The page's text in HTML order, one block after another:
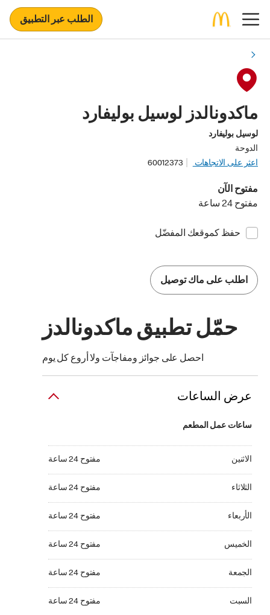
الطلب عبر التطبيق
ماكدونالدز لوسيل بوليفارد
لوسيل بوليفارد
الدوحة
اعثر على الاتجاهات
60012373
مفتوح الآن
مفتوح 24 ساعة
حفظ كموقعك المفضّل
اطلب على ماك توصيل
حمّل تطبيق ماكدونالدز
احصل على جوائز ومفاجآت ولا أروع كل يوم
عرض الساعات
ساعات عمل المطعم
الاثنين مفتوح 24 ساعة
الثلاثاء مفتوح 24 ساعة
الأربعاء مفتوح 24 ساعة
الأربعاء مفتوح 24 ساعة
الخميس مفتوح 24 ساعة
الجمعة مفتوح 24 ساعة
السبت مفتوح 24 ساعة